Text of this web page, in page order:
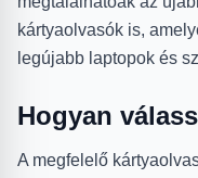
kártyaolvasók is,
legújabb laptopok és
Hogyan
A megfelelő